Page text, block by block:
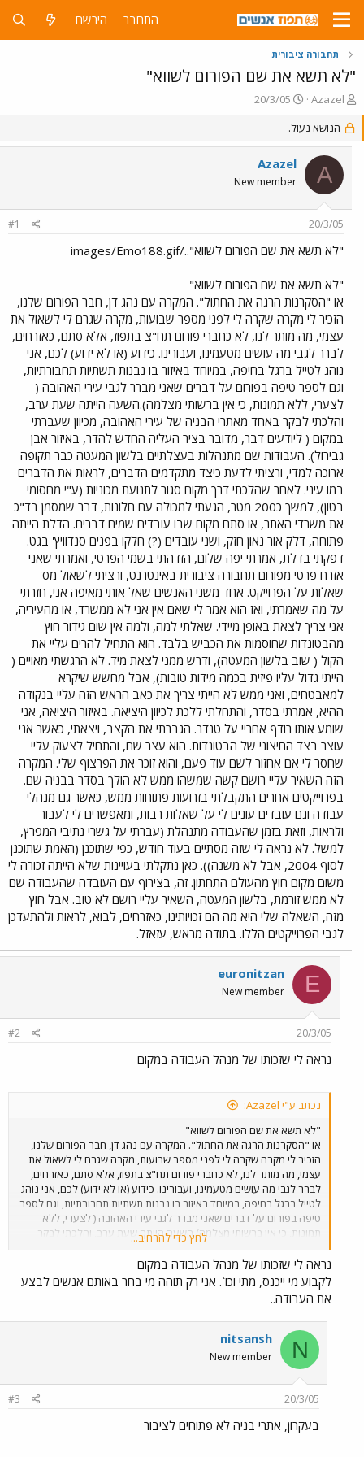
התחבר הירשם
תחבורה ציבורית
"לא תשא את שם הפורום לשווא"
פ
ו
ת
ח
נ
Azazel
פ
ו
ר
ס
ב
ת
ך
20/3/05
הנושא נעול.
A
Azazel
New member
20/3/05
#1
"לא תשא את שם הפורום לשווא"../images/Emo188.gif
"לא תשא את שם הפורום לשווא"
או "הסקרנות הרגה את החתול". המקרה עם נהג דן, חבר הפורום שלנו,
הזכיר לי מקרה שקרה לי לפני מספר שבועות, מקרה שגרם לי לשאול את
עצמי, מה מותר לנו, לא כחברי פורום תח"צ בתפוז, אלא סתם, כאזרחים,
לברר לגבי מה עושים מטעמינו, ועבורינו. כידוע (או לא ידוע) לכם, אני
נוהג לטייל ברגל בחיפה, במיוחד באיזור בו נבנות תשתיות תחבורתיות,
וגם לספר טיפה בפורום על דברים שאני מברר לגבי עירי האהובה (
לצערי, ללא תמונות, כי אין ברשותי מצלמה).השעה הייתה שעת ערב,
והלכתי לבקר באחד מאתרי הבניה של עירי האהובה, מכיוון שעברתי
במקום ( ליודעים דבר, מדובר בציר העליה החדש להדר, באיזור אבן
גבירול). העבודות שם מתנהלות בעצלתיים בלשון המעטה כבר תקופה
ארוכה למדי, ורציתי לדעת כיצד מתקדמים הדברים, לראות את הדברים
במו עיני. לאחר שהלכתי דרך מקום סגור לתנועת מכוניות (ע"י מחסומי
בטון), למשך כ200 מטר, הגעתי למכולה עם חלונות, דבר שמסמן בד"כ
את משרדי האתר, או סתם מקום שבו עובדים שמים דברים. הדלת הייתה
פתוחה, דלק אור נאון חזק, ושני עובדים (?) חלקו בפנים סנדוויץ' בגט.
דפקתי בדלת, אמרתי יפה שלום, הזדהתי בשמי הפרטי, ואמרתי שאני
אזרח פרטי מפורום תחבורה ציבורית באינטרנט, ורציתי לשאול מס'
שאלות על הפרוייקט. אחד משני האנשים שאל אותי מאיפה אני, חזרתי
על מה שאמרתי, ואז הוא אמר לי שאם אין אני לא ממשרד, או מהעיריה,
אני צריך לצאת באופן מיידי. שאלתי למה, ולמה אין שום גידור חוץ
מהבטונדות שחוסמות את הכביש בלבד. הוא התחיל להרים עליי את
הקול ( שוב בלשון המעטה), ודרש ממני לצאת מיד. לא הרגשתי מאויים (
הייתי גדול עליו פיזית בכמה מידות טובות), אבל מחשש שיקרא
למאבטחים, ואני ממש לא הייתי צריך את כאב הראש הזה עליי בנקודה
ההיא, אמרתי בסדר, והתחלתי ללכת לכיוון היציאה. באיזור היציאה, אני
שומע אותו רודף אחריי על טנדר. הגברתי את הקצב, ויצאתי, כאשר אני
עוצר בצד החיצוני של הבטונדות. הוא עצר שם, והתחיל לצעוק עליי
שחסר לי אם אחזור לשם עוד פעם, והוא זוכר את הפרצוף שלי. המקרה
הזה השאיר עליי רושם קשה שמשהו ממש לא הולך בסדר בבניה שם.
בפרוייקטים אחרים התקבלתי בזרועות פתוחות ממש, כאשר גם מנהלי
עבודה וגם עובדים עונים לי על שאלות רבות, ומאפשרים לי לעבור
ולראות, וזאת בזמן שהעבודה מתנהלת (עברתי על גשרי נתיבי המפרץ,
למשל. לא נראה לי שזה מסתיים בעוד חודש, כפי שתוכנן (האמת שתוכנן
לסוף 2004, אבל לא משנה)). כאן נתקלתי בעויינות שלא הייתה זכורה לי
משום מקום חוץ מהעולם התחתון. זה, בצירוף עם העובדה שהעבודה שם
לא ממש זורמת, בלשון המעטה, השאיר עליי רושם לא טוב. אבל חוץ
מזה, השאלה שלי היא מה הם זכויותינו, כאזרחים, לבוא, לראות ולהתעדכן
לגבי הפרוייקטים הללו. בתודה מראש, עזאזל.
E
euronitzan
New member
20/3/05
#2
נראה לי שזכותו של מנהל העבודה במקום
נכתב ע"י Azazel:
"לא תשא את שם הפורום לשווא"
או "הסקרנות הרגה את החתול". המקרה עם נהג דן, חבר הפורום שלנו,
הזכיר לי מקרה שקרה לי לפני מספר שבועות, מקרה שגרם לי לשאול את
עצמי, מה מותר לנו, לא כחברי פורום תח"צ בתפוז, אלא סתם, כאזרחים,
לברר לגבי מה עושים מטעמינו, ועבורינו. כידוע (או לא ידוע) לכם, אני נוהג
לטייל ברגל בחיפה, במיוחד באיזור בו נבנות תשתיות תחבורתיות, וגם לספר
טיפה בפורום על דברים שאני מברר לגבי עירי האהובה ( לצערי, ללא
תמונות, כי אין ברשותי מצלמה).השעה הייתה שעת ערב, והלכתי לבקר
באחד מאתרי הבניה של עירי האהובה, מכיוון שעברתי במקום ( ליודעים
דבר, מדובר בציר העליה החדש להדר, באיזור אבן גבירול). העבודות שם
מתנהלות בעצלתיים בלשון המעטה כבר תקופה ארוכה למדי, ורציתי לדעת
כיצד מתקדמים הדברים, לראות את הדברים במו עיני. לאחר שהלכתי דרך
למכולה עם חלונות, דבר שמסמן בד"כ את משרדי האתר, או סתם מקום
שבו עובדים שמים דברים. הדלת הייתה פתוחה, דלק אור נאון חזק, ושני
עובדים (?) חלקו בפנים סנדוויץ' בגט. דפקתי בדלת, אמרתי יפה שלום,
הזדהתי בשמי הפרטי, ואמרתי שאני אזרח פרטי מפורום תחבורה ציבורית
באינטרנט, ורציתי לשאול מס' שאלות על הפרוייקט. אחד משני האנשים
שאל אותי מאיפה אני, חזרתי על מה שאמרתי, ואז הוא אמר לי שאם אין אני
לא ממשרד, או מהעיריה, אני צריך לצאת באופן מיידי. שאלתי למה, ולמה
אין שום גידור חוץ מהבטונדות שחוסמות את הכביש בלבד. הוא התחיל
להרים עליי את הקול ( שוב בלשון המעטה), ודרש ממני לצאת מיד. לא
לחץ כדי להרחיב...
נראה לי שזכותו של מנהל העבודה במקום
לקבוע מי ייכנס, מתי וכו`. אני רק תוהה מי בחר באותם אנשים לבצע
את העבודה..
N
nitsansh
New member
20/3/05
#3
בעקרון, אתרי בניה לא פתוחים לציבור